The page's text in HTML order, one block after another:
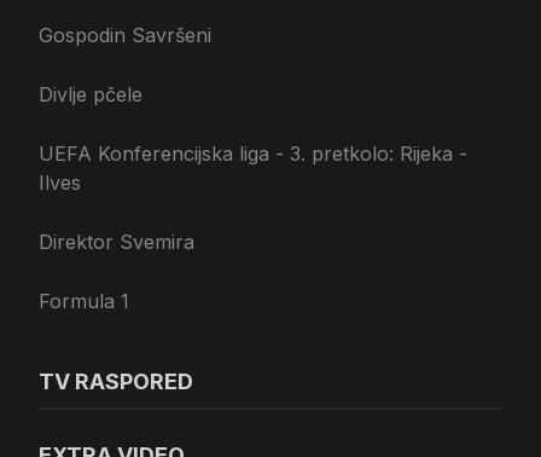
Gospodin Savršeni
Divlje pčele
UEFA Konferencijska liga - 3. pretkolo: Rijeka -
Ilves
Direktor Svemira
Formula 1
TV RASPORED